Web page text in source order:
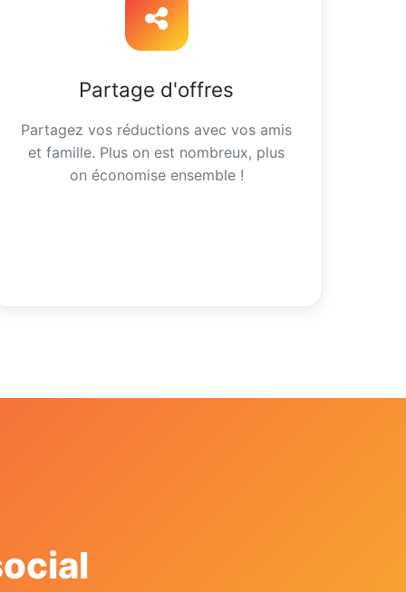
Partage d'offres
Partagez vos réductions avec vos amis
et famille. Plus on est nombreux, plus
on économise ensemble !